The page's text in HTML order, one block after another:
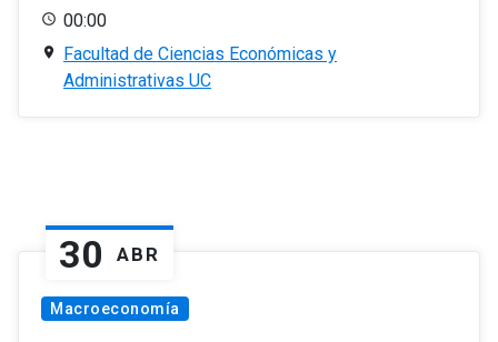
00:00
Facultad de Ciencias Económicas y
Administrativas UC
30 ABR
Macroeconomía